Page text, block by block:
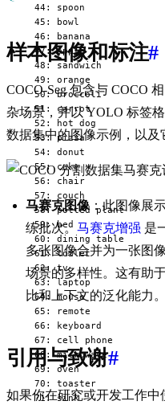
  44: spoon
  45: bowl
  46: banana
  47: apple
  48: sandwich
  49: orange
  50: broccoli
  51: carrot
  52: hot dog
  53: pizza
  54: donut
  55: cake
  56: chair
  57: couch
  58: potted plant
  59: bed
  60: dining table
  61: toilet
  62: tv
  63: laptop
  64: mouse
  65: remote
  66: keyboard
  67: cell phone
  68: microwave
  69: oven
  70: toaster
  71: sink
样本图像和标注#
COCO-Seg 包含与 COCO
杂场景，并以 YOLO 标签
数据集中的图像示例，以及
马赛克图像 ：此图像展
练批次。 马赛克增强 是
多张图像合并为一张图
场景的多样性。这有助
比和上下文的泛化能力。
引用与致谢#
如果你在研究或开发工作中